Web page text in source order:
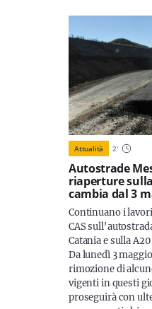
Attualità 2'
Autostrade
riaperture sulla
cambia dal 3
Continuano i
CAS
Catania e sulla
Da lunedì 3
rimozione di
vigenti in questi
proseguirà con